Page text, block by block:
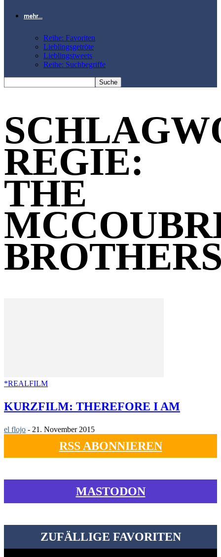
mehr…
Reihe: Favoriten
Lieblingsgetröte
Lieblingstweets
Reihe: Suchbegriffe
REGIE:
THE
*REALFILM
KURZFILM: THEREFORE I AM
el flojo - 21. November 2015
RSS ABONNIEREN
MASTODON
ZUFÄLLIGE FAVORITEN